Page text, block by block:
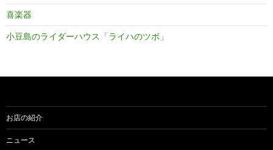
喜楽器
小豆島のライダーハウス「ライハのツボ」
お店の紹介
ニュース